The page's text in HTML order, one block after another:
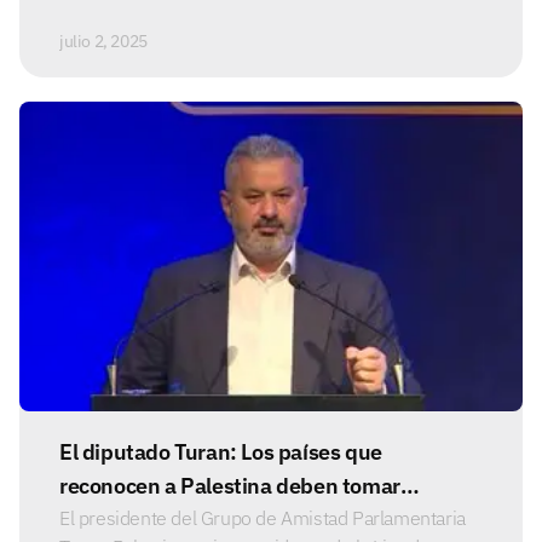
julio 2, 2025
El diputado Turan: Los países que
reconocen a Palestina deben tomar
posturas reales ante el genocidio en Gaza
El presidente del Grupo de Amistad Parlamentaria